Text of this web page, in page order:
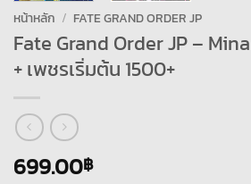
หน้าหลัก / FATE GRAND ORDER JP
Fate Grand Order JP –
+ เพชรเริ่มต้น 1500+
699.00฿